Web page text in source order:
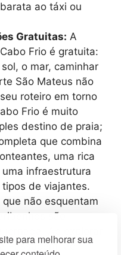
para melhorar sua
ao táxi ou
Gratuitas: A
Frio é gratuita:
o mar, caminhar
São Mateus não
roteiro em torno
Frio é muito
destino de praia;
que combina
uma rica
infraestrutura
de viajantes.
não esquentam
são
Passagem, ao